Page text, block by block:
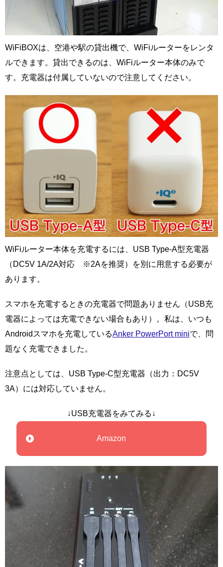
WiFiBOXは、空港や駅の貸出機で、WiFiルーターをレンタ
ルできます。貸出できるのは、WiFiルーター本体のみで
す。充電器は付属していないので注意してください。
WiFiルーター本体を充電するには、USB Type-A型充電器
（DC5V 1A/2A対応 ※2Aを推奨）を別に用意する必要が
あります。
スマホを充電するときの充電器で問題ありません（USB充
電器によっては充電できない場合もあり）。私は、いつも
Androidスマホを充電しているAnker PowerPort miniで、問
題なく充電できました。
注意点としては、USB Type-C型充電器（出力：DC5V
3A）には対応していません。
↓USB充電器をみてみる↓
Amazon